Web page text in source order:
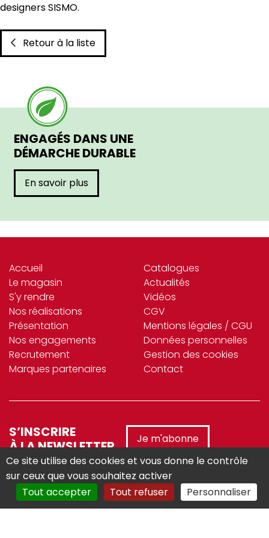
designers SISMO.
Retour à la liste
ENGAGÉS DANS UNE
DÉMARCHE DURABLE
En savoir plus
Accueil
Le magasin
S'y rendre
Nos réalisations
Présentation
Nos engagements
Recrutement
Marques partenaires
Catalogues
Actualités
Vidéos
CGV
Mentions légales / CGU
Données personnelles
Gestion des cookies
Contact
S’INSCRIRE
À LA NEWSLETTER
Je m'abonne
Réalisé avec :
Ce site utilise des cookies et vous donne le contrôle
sur ceux que vous souhaitez activer
Tout accepter
Tout refuser Personnaliser